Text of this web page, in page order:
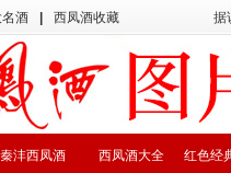
酒 西凤酒收藏 据
红色经
西凤酒大全
秦沣西凤酒